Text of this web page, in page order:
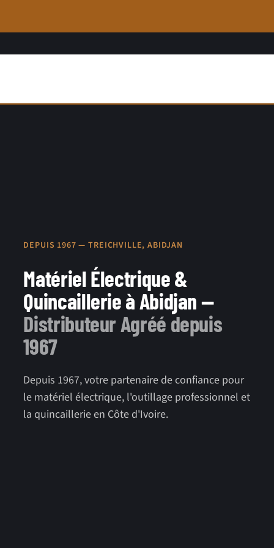
DEPUIS 1967 — TREICHVILLE, ABIDJAN
Matériel Électrique &
Quincaillerie à Abidjan —
Distributeur Agréé depuis
1967
Depuis 1967, votre partenaire de confiance pour
le matériel électrique, l'outillage professionnel et
la quincaillerie en Côte d'Ivoire.